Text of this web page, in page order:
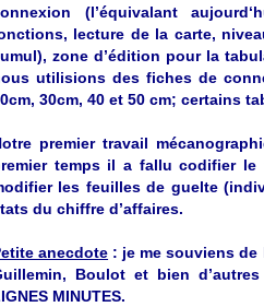
(l’équivalant
lecture de la carte,
zone d’édition pour la
utilisions des fiches de
30cm, 40 et 50 cm; certains
premier travail
temps il a fallu codifier
les feuilles de guelte
du chiffre d’affaires.
anecdote : je me souviens de
Boulot et bien
MINUTES.